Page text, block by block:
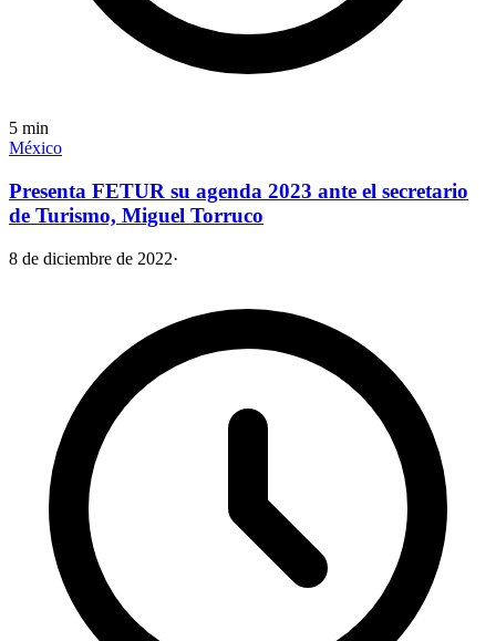
5 min
México
Presenta FETUR su agenda 2023 ante el secretario
de Turismo, Miguel Torruco
8 de diciembre de 2022·